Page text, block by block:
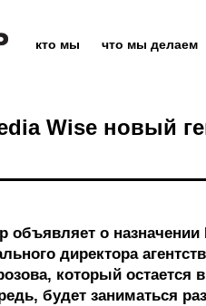
кто мы что мы делаем
Wise новый
объявляет о
директора
который остается
будет заниматься